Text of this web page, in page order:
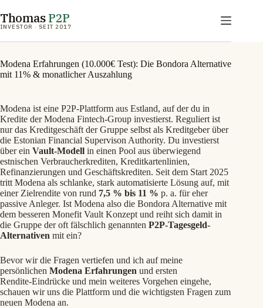
Inhalt
springen
ThomasP2P
INVESTOR · SEIT 2017
Modena Erfahrungen (10.000€ Test): Die Bondora Alternative
mit 11% & monatlicher Auszahlung
Modena ist eine P2P‑Plattform aus Estland, auf der du in
Kredite der Modena Fintech‑Group investierst. Reguliert ist
nur das Kreditgeschäft der Gruppe selbst als Kreditgeber über
die Estonian Financial Supervison Authority. Du investierst
über ein Vault‑Modell in einen Pool aus überwiegend
estnischen Verbraucherkrediten, Kreditkartenlinien,
Refinanzierungen und Geschäftskrediten. Seit dem Start 2025
tritt Modena als schlanke, stark automatisierte Lösung auf, mit
einer Zielrendite von rund 7,5 % bis 11 % p. a. für eher
passive Anleger. Ist Modena also die Bondora Alternative mit
dem besseren Monefit Vault Konzept und reiht sich damit in
die Gruppe der oft fälschlich genannten P2P-Tagesgeld-
Alternativen mit ein?
Bevor wir die Fragen vertiefen und ich auf meine
persönlichen Modena Erfahrungen und ersten
Rendite‑Eindrücke und mein weiteres Vorgehen eingehe,
schauen wir uns die Plattform und die wichtigsten Fragen zum
neuen Modena an.